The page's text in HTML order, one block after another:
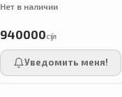
Нет в наличии
940000сӯм
Уведомить меня!